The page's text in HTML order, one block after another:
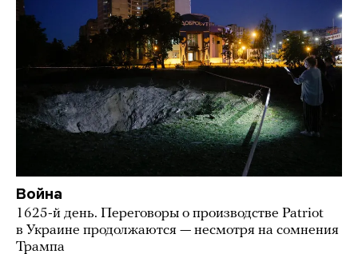
Война
1625-й день. Переговоры о производстве Patriot
в Украине продолжаются — несмотря на сомнения
Трампа